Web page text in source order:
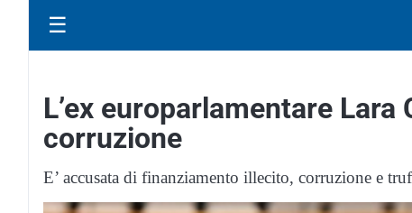
☰
L’ex europarlamentare
corruzione
E’ accusata di finanziamento illecito, corruzione e